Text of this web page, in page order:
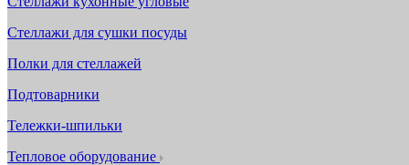
Стеллажи для сушки посуды
Полки для стеллажей
Подтоварники
Тележки-шпильки
Тепловое оборудование